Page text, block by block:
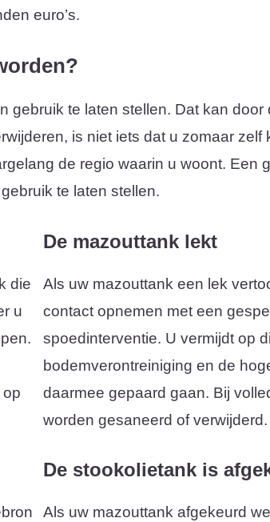
euro’s.
te laten stellen. Dat kan
is niet iets dat u zomaar zelf
de regio waarin u woont. Een
te laten stellen.
die
u
De mazouttank lekt
Als uw mazouttank een lek
contact opnemen met een
spoedinterventie. U vermijdt op
bodemverontreiniging en de
daarmee gepaard gaan. Bij
worden gesaneerd of verwijderd.
De stookolietank is
Als uw mazouttank afgekeurd